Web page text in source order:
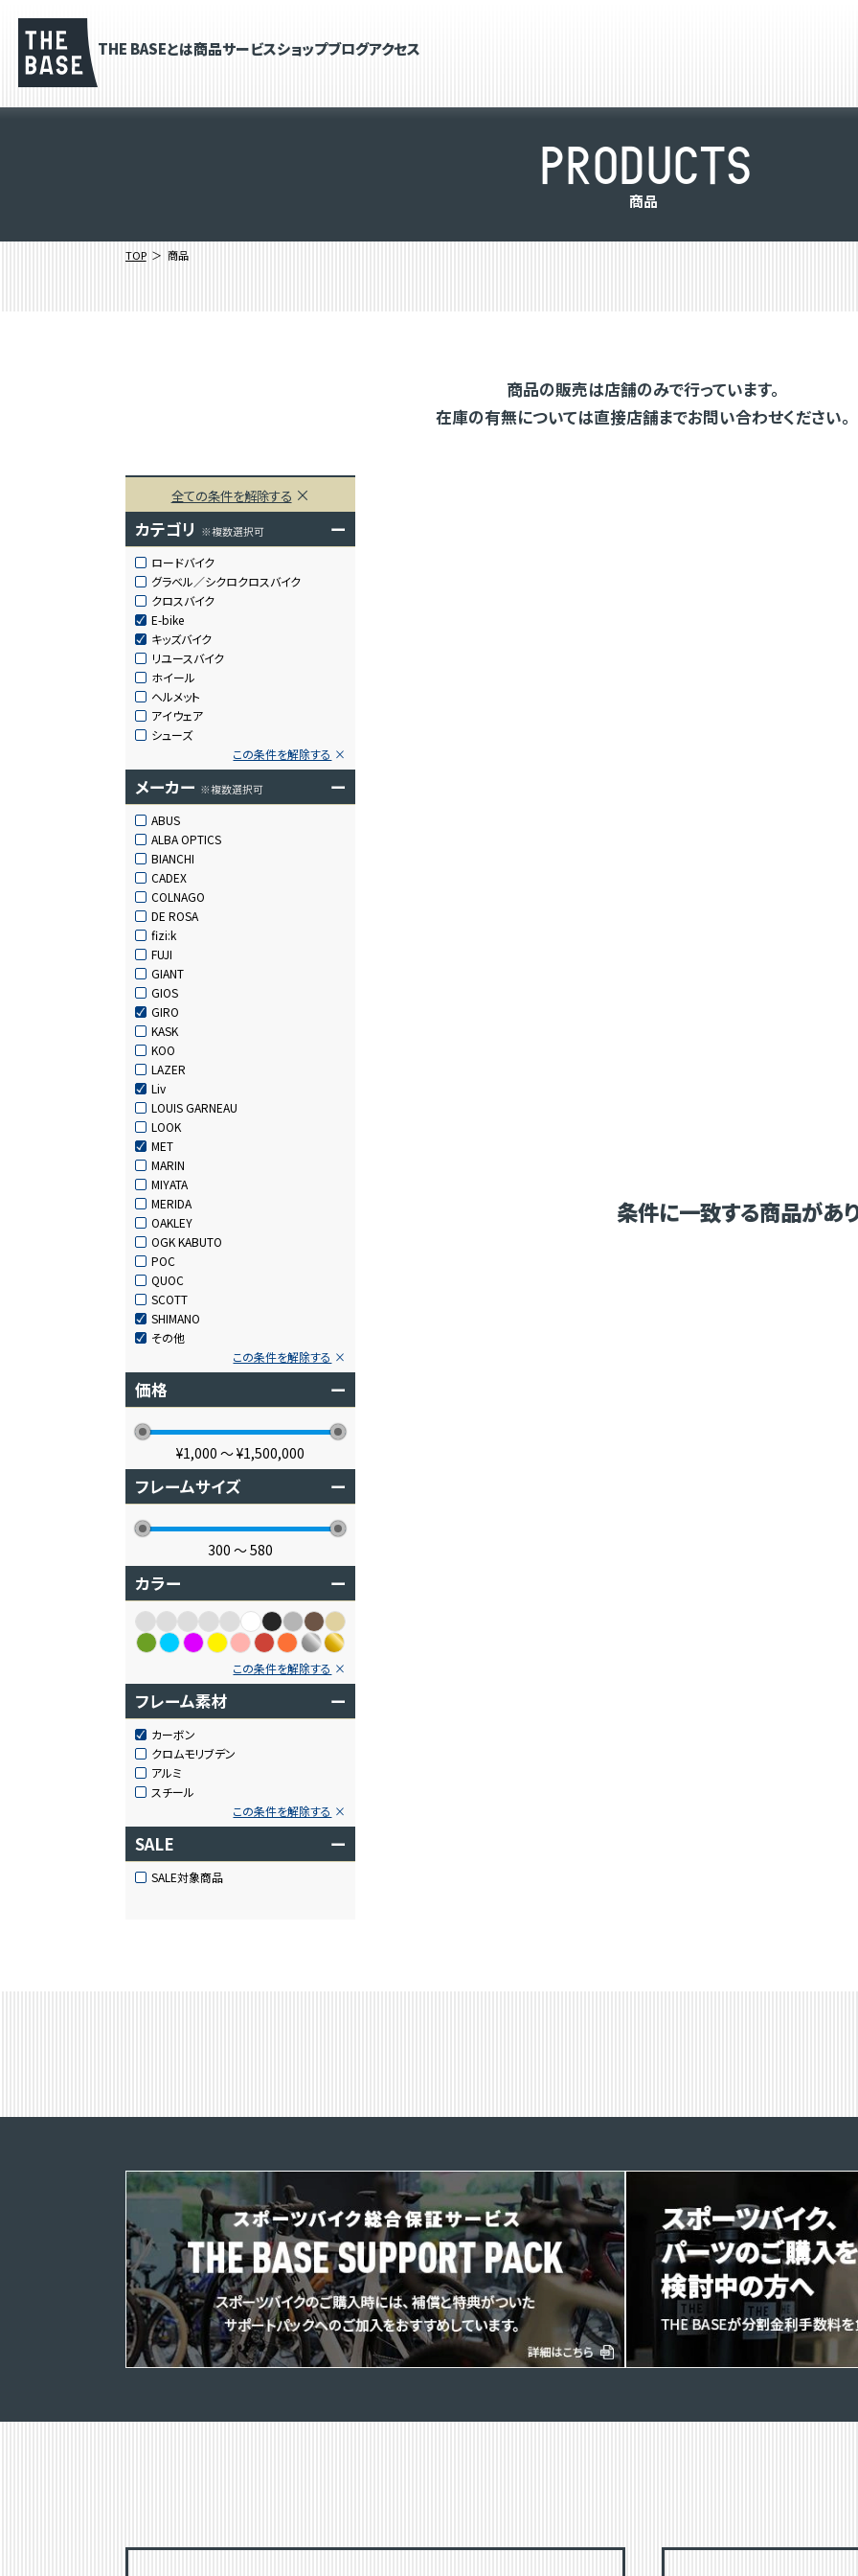
THE BASEとは商品サービスショップブログアクセス
PRODUCTS
商品
TOP 商品
商品の販売は店舗のみで行っています。
在庫の有無については直接店舗までお問い合わせください。
全ての条件を解除する
カテゴリ ※複数選択可 ー
ロードバイク
グラベル／シクロクロスバイク
クロスバイク
E-bike
キッズバイク
リユースバイク
ホイール
ヘルメット
アイウェア
シューズ
この条件を解除する
メーカー ※複数選択可 ー
ABUS
ALBA OPTICS
BIANCHI
CADEX
COLNAGO
DE ROSA
fizi:k
FUJI
GIANT
GIOS
GIRO
KASK
KOO
LAZER
Liv
LOUIS GARNEAU
LOOK
MET
MARIN
MIYATA
MERIDA
OAKLEY
OGK KABUTO
POC
QUOC
SCOTT
SHIMANO
その他
この条件を解除する
価格 ー
¥1,000 〜¥1,500,000
フレームサイズ ー
300 〜580
カラー ー
この条件を解除する
フレーム素材 ー
カーボン
クロムモリブデン
アルミ
スチール
この条件を解除する
SALE ー
SALE対象商品
条件に一致する商品があ